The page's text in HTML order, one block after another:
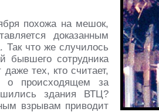
похожа на мешок,
доказанным
Так что же случилось
бывшего сотрудника
даже тех, кто считает,
о происходящем за
здания ВТЦ?
взрывам приводит